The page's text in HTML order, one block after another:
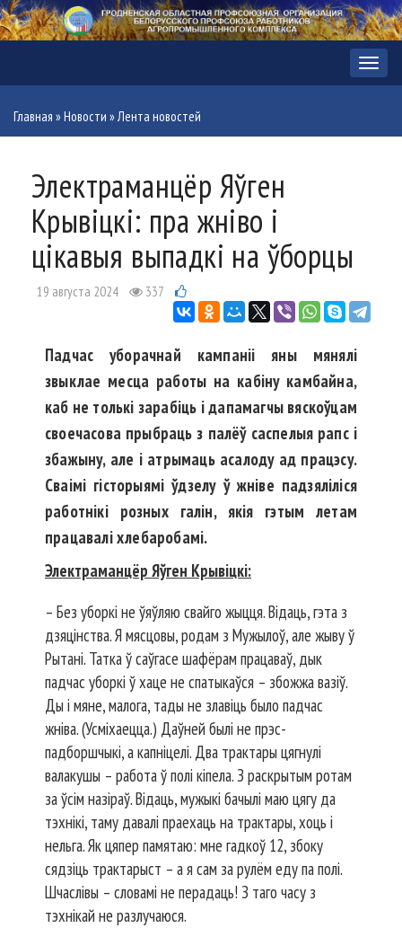
Меню
Главная »Новости »Лента новостей
Электраманцёр Яўген
Крывіцкі: пра жніво і
цікавыя выпадкі на ўборцы
19 августа 2024 337
Падчас уборачнай кампаніі яны мянялі
звыклае месца работы на кабіну камбайна,
каб не толькі зарабіць і дапамагчы вяскоўцам
своечасова прыбраць з палёў саспелыя рапс і
збажыну, але і атрымаць асалоду ад працэсу.
Сваімі гісторыямі ўдзелу ў жніве падзяліліся
работнікі розных галін, якія гэтым летам
працавалі хлебаробамі.
Электраманцёр Яўген Крывіцкі:
– Без уборкі не ўяўляю свайго жыцця. Відаць, гэта з
дзяцінства. Я мясцовы, родам з Мужылоў, але жыву ў
Рытані. Татка ў саўгасе шафёрам працаваў, дык
падчас уборкі ў хаце не спатыкаўся – збожжа вазіў.
Ды і мяне, малога, тады не злавіць было падчас
жніва. (Усміхаецца.) Даўней былі не прэс-
падборшчыкі, а капніцелі. Два трактары цягнулі
валакушы – работа ў полі кіпела. З раскрытым ротам
за ўсім назіраў. Відаць, мужыкі бачылі маю цягу да
тэхнікі, таму давалі праехаць на трактары, хоць і
нельга. Як цяпер памятаю: мне гадкоў 12, збоку
сядзіць трактарыст – а я сам за рулём еду па полі.
Шчаслівы – словамі не перадаць! З таго часу з
тэхнікай не разлучаюся.